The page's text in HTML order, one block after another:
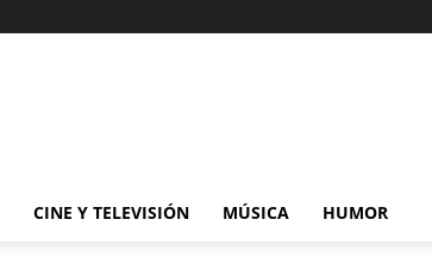
CINE Y TELEVISIÓN MÚSICA HUMOR